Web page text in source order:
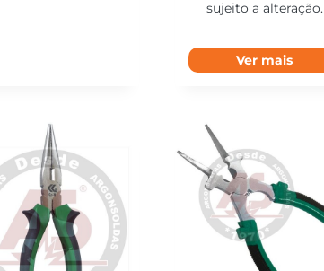
sujeito a alteração.
Ver mais